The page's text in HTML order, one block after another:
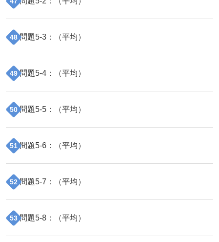
48 問題5-3 ：（平均）
49 問題5-4 ：（平均）
50 問題5-5 ：（平均）
51 問題5-6 ：（平均）
52 問題5-7 ：（平均）
53 問題5-8 ：（平均）